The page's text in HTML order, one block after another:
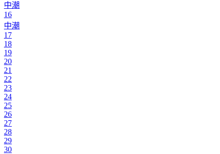
中潮
16
中潮
17
18
19
20
21
22
23
24
25
26
27
28
29
30